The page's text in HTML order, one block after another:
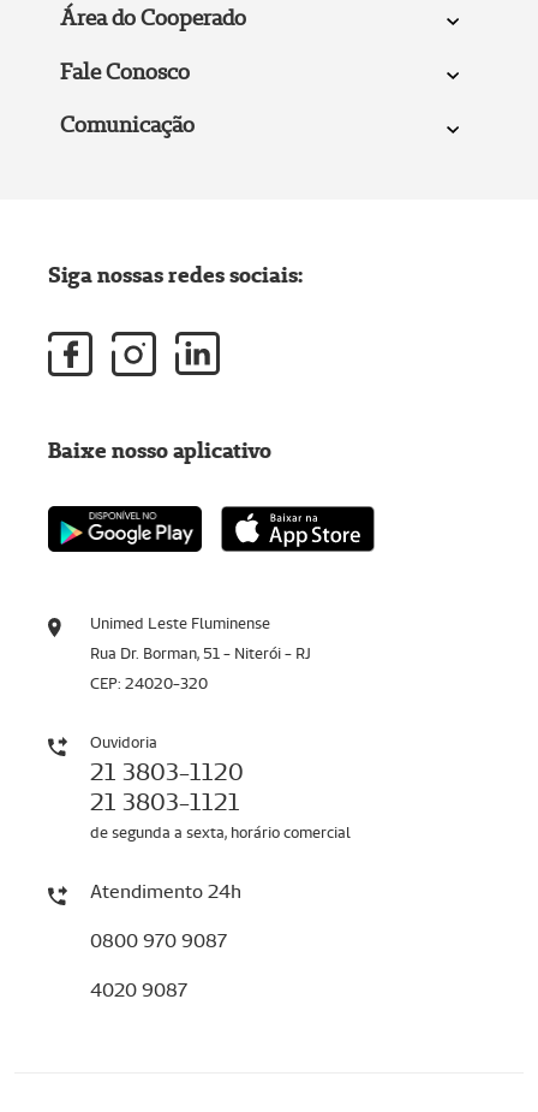
Área do Cooperado
Fale Conosco
Comunicação
Unimed Leste Fluminense
Rua Dr. Borman, 51 - Niterói - RJ
CEP: 24020-320
Ouvidoria
21 3803-1120
21 3803-1121
de segunda a sexta, horário comercial
Atendimento 24h
0800 970 9087
4020 9087
Siga nossas redes sociais:
Baixe nosso aplicativo